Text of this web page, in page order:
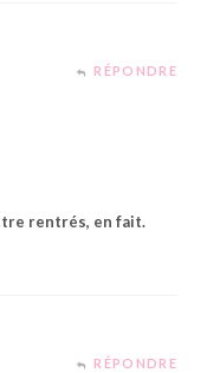
RÉPONDRE
rentrés, en fait.
RÉPONDRE